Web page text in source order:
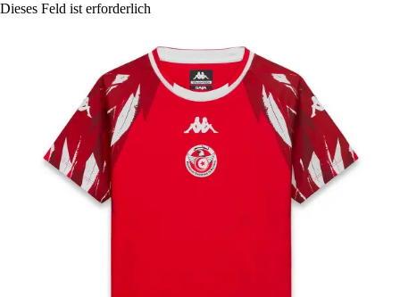
Dieses Feld ist erforderlich